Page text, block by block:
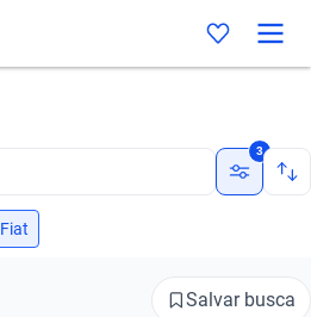
3
Fiat
Salvar busca